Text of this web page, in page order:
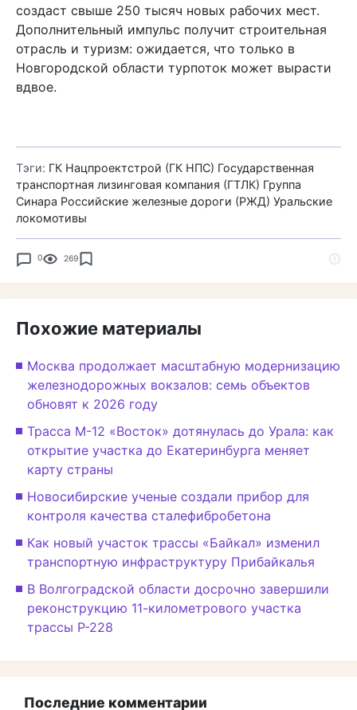
создаст свыше 250 тысяч новых рабочих мест.
Дополнительный импульс получит строительная
отрасль и туризм: ожидается, что только в
Новгородской области турпоток может вырасти
вдвое.
Тэги: ГК Нацпроектстрой (ГК НПС) Государственная
транспортная лизинговая компания (ГТЛК) Группа
Синара Российские железные дороги (РЖД) Уральские
локомотивы
0 269
Похожие материалы
Москва продолжает масштабную модернизацию
железнодорожных вокзалов: семь объектов
обновят к 2026 году
Трасса М-12 «Восток» дотянулась до Урала: как
открытие участка до Екатеринбурга меняет
карту страны
Новосибирские ученые создали прибор для
контроля качества сталефибробетона
Как новый участок трассы «Байкал» изменил
транспортную инфраструктуру Прибайкалья
В Волгоградской области досрочно завершили
реконструкцию 11-километрового участка
трассы Р-228
Последние комментарии